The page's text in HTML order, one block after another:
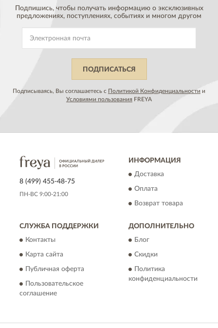
Подпишись, чтобы получать информацию о эксклюзивных
предложениях, поступлениях, событиях и многом другом
ПОДПИСАТЬСЯ
Подписываясь, Вы соглашаетесь с Политикой Конфиденциальности и
Условиями пользования FREYA
8 (499) 455-48-75
ПН-ВС 9:00-21:00
ИНФОРМАЦИЯ
Доставка
Оплата
Возврат товара
СЛУЖБА ПОДДЕРЖКИ
Контакты
Карта сайта
Публичная оферта
Пользовательское
соглашение
ДОПОЛНИТЕЛЬНО
Блог
Скидки
Политика
конфиденциальности